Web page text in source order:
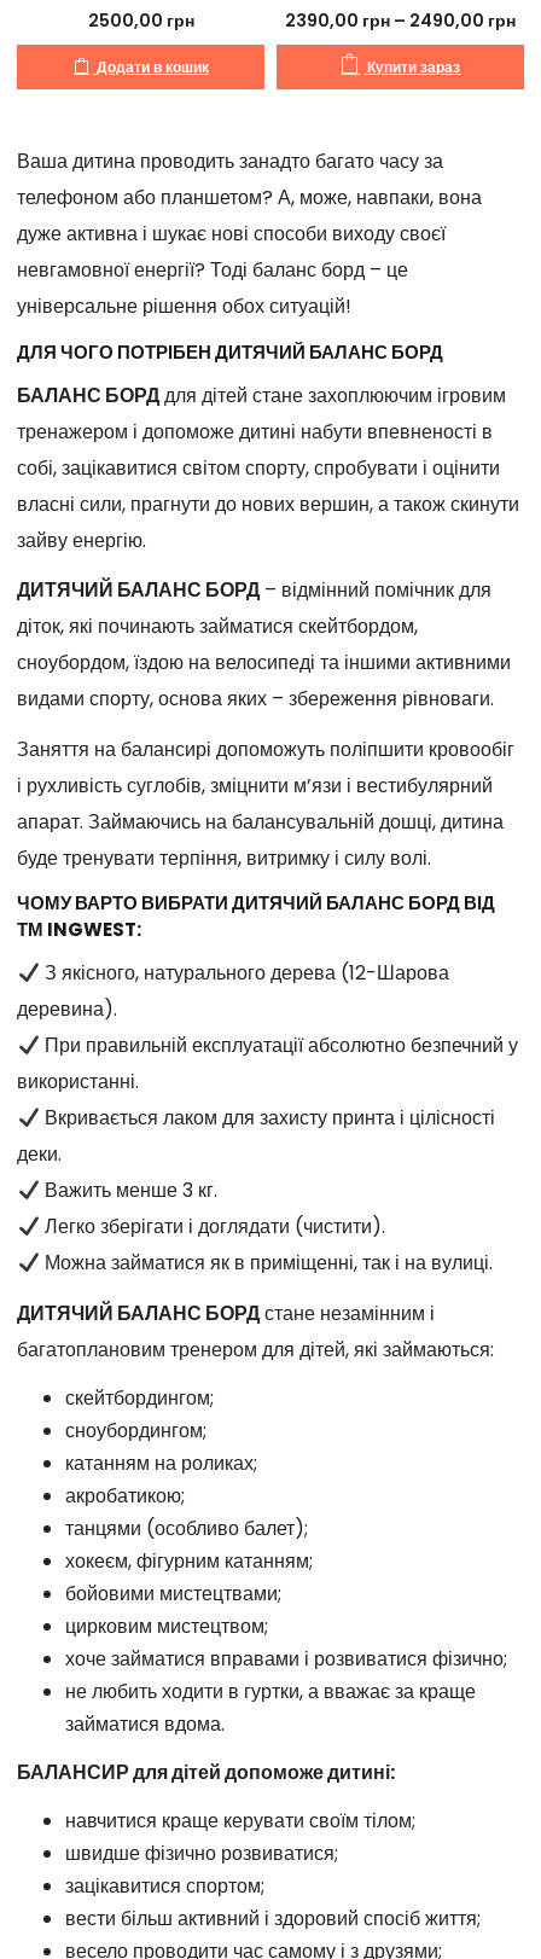
2500,00 грн
Додати в кошик
2390,00 грн – 2490,00 грн
Купити зараз
Ваша дитина проводить занадто багато часу за
телефоном або планшетом? А, може, навпаки, вона
дуже активна і шукає нові способи виходу своєї
невгамовної енергії? Тоді баланс борд – це
універсальне рішення обох ситуацій!
ДЛЯ ЧОГО ПОТРІБЕН ДИТЯЧИЙ БАЛАНС БОРД
БАЛАНС БОРДдля дітей стане захоплюючим ігровим
тренажером і допоможе дитині набути впевненості в
собі, зацікавитися світом спорту, спробувати і оцінити
власні сили, прагнути до нових вершин, а також скинути
зайву енергію.
ДИТЯЧИЙ БАЛАНС БОРД– відмінний помічник для
діток, які починають займатися скейтбордом,
сноубордом, їздою на велосипеді та іншими активними
видами спорту, основа яких – збереження рівноваги.
Заняття на балансирі допоможуть поліпшити кровообіг
і рухливість суглобів, зміцнити м’язи і вестибулярний
апарат. Займаючись на балансувальній дошці, дитина
буде тренувати терпіння, витримку і силу волі.
ЧОМУ ВАРТО ВИБРАТИ ДИТЯЧИЙ БАЛАНС БОРД ВІД
ТМ INGWEST:
З якісного, натурального дерева (12-Шарова
деревина).
При правильній експлуатації абсолютно безпечний у
використанні.
Вкривається лаком для захисту принта і цілісності
деки.
Важить менше 3 кг.
Легко зберігати і доглядати (чистити).
Можна займатися як в приміщенні, так і на вулиці.
ДИТЯЧИЙ БАЛАНС БОРДстане незамінним і
багатоплановим тренером для дітей, які займаються:
скейтбордингом;
сноубордингом;
катанням на роликах;
акробатикою;
танцями (особливо балет);
хокеєм, фігурним катанням;
бойовими мистецтвами;
цирковим мистецтвом;
хоче займатися вправами і розвиватися фізично;
не любить ходити в гуртки, а вважає за краще
займатися вдома.
БАЛАНСИР для дітей допоможе дитині:
навчитися краще керувати своїм тілом;
швидше фізично розвиватися;
зацікавитися спортом;
вести більш активний і здоровий спосіб життя;
весело проводити час самому і з друзями;